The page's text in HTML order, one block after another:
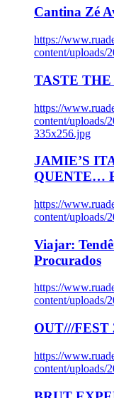
Cantina Zé
https://
content/uploads/
TASTE
https://
content/uploads/
335x256.jpg
JAMIE’S
QUENTE…
https://
content/uploads/
Viajar:
Procurados
https://
content/uploads/
OUT///FEST
https://
content/uploads/